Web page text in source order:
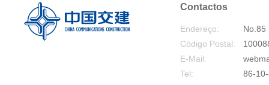
Contactos
Endereço:
No.85
Código Postal:
E-Mail:
Tel:
86-